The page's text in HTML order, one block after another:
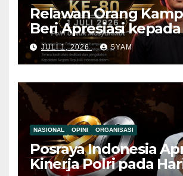
Relawan Orang
Beri Apresiasi
Hari Bhayangkara ke-
Sinergitas Penegakan
JULI 1, 2026 SYAM
NASIONAL OPINI ORGANISASI
Posraya Indonesia
Kinerja Polri pada